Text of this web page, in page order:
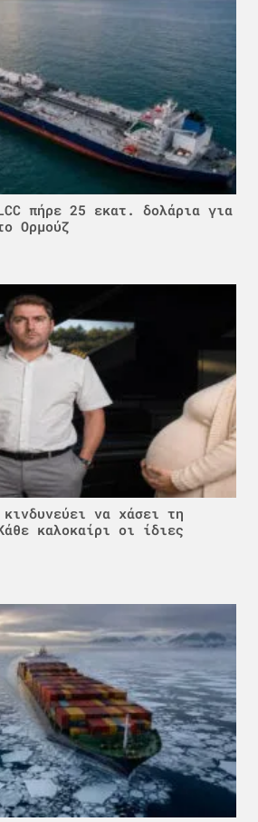
πήρε 25 εκατ. δολάρια για
Ορμούζ
να χάσει τη
καλοκαίρι οι ίδιες